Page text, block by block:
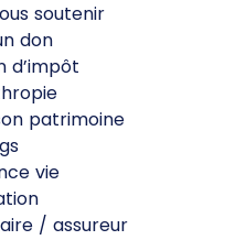
soutenir
don
d’impôt
patrimoine
vie
/ assureur